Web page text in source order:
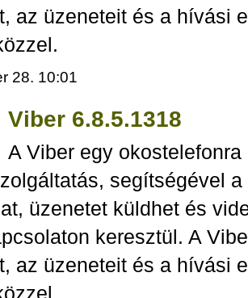
az üzeneteit és a hívási
28. 10:01
Viber 6.8.5.1318
A Viber egy
segítségével
üzenetet küldhet és
keresztül. A
az üzeneteit és a hívási